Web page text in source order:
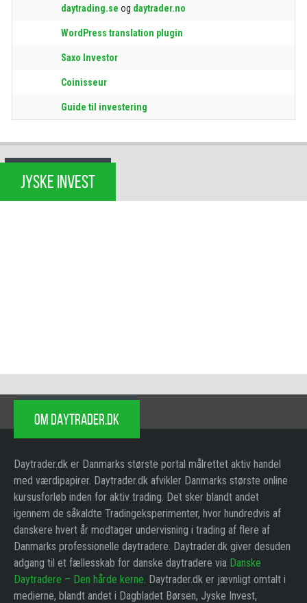
daytrading.se og daytrader.no
WordPress translation plugin
Saxo Investor
Coinisseur
Guide til investering
JYSKE INVEST
OM DAYTRADER.DK
Daytrader.dk er Danmarks største portal målrettet aktiv handel
med værdipapirer. Daytrader.dk afvikler Danmarks største online
kursusforløb inden for aktiv trading. Det sker blandt andet
igennem de såkaldte Tradingeksperimenter, hvor hundredvis af
danskere hvert år modtager undervisning i trading af flere af
Danmarks professionelle daytradere. Daytrader.dk giver desuden
adgang til et fællesskab for danske daytradere via Danske
Daytradere – Den hårde kerne. Daytrader.dk er jævnligt omtalt i
medierne, blandt andet i Dagbladet Børsen, Jyske Invest,